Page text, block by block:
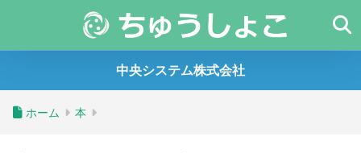
中央システム株式会社
ホーム 本